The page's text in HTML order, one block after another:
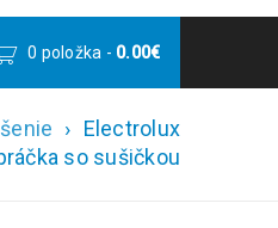
0 položka - 0.00€
› Electrolux
so sušičkou